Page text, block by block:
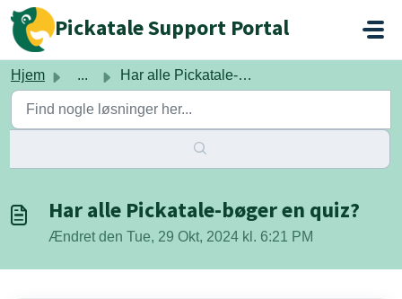
Gå til hovedindhold
Pickatale Support Portal
Hjem ... Har alle Pickatale-bøger en quiz?
Har alle Pickatale-bøger en quiz?
Ændret den Tue, 29 Okt, 2024 kl. 6:21 PM